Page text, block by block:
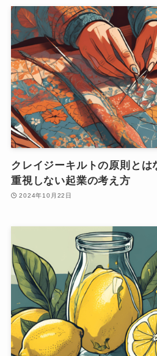
クレイジーキルトの原則と
重視しない起業の考え方
2024年10月22日